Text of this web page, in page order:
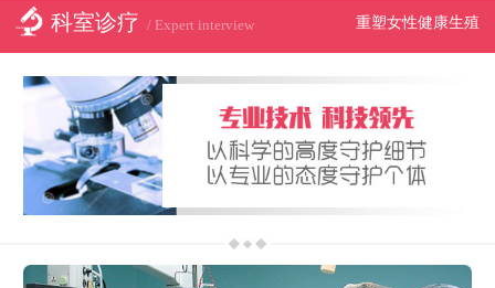
科室诊疗 / Expert interview 重塑女性健康生殖